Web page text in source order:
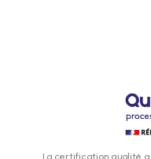
La certification qualité